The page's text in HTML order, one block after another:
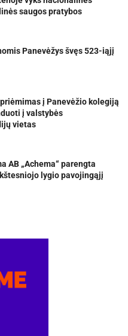
saugos pratybos
Panevėžys švęs 523-iąjį
į Panevėžio kolegiją
į valstybės
vietas
AB „Achema“ parengta
lygio pavojingąjį